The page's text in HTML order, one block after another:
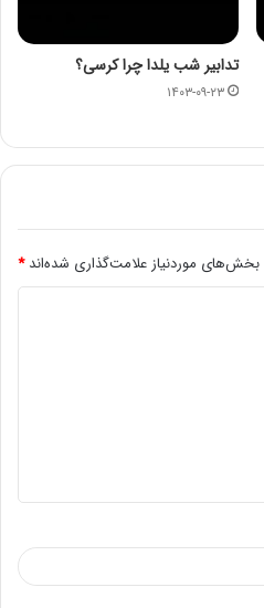
تدابیر شب یلدا چرا کرسی؟
۱۴۰۳-۰۹-۲۳
بخش‌های موردنیاز علامت‌گذاری شده‌اند*